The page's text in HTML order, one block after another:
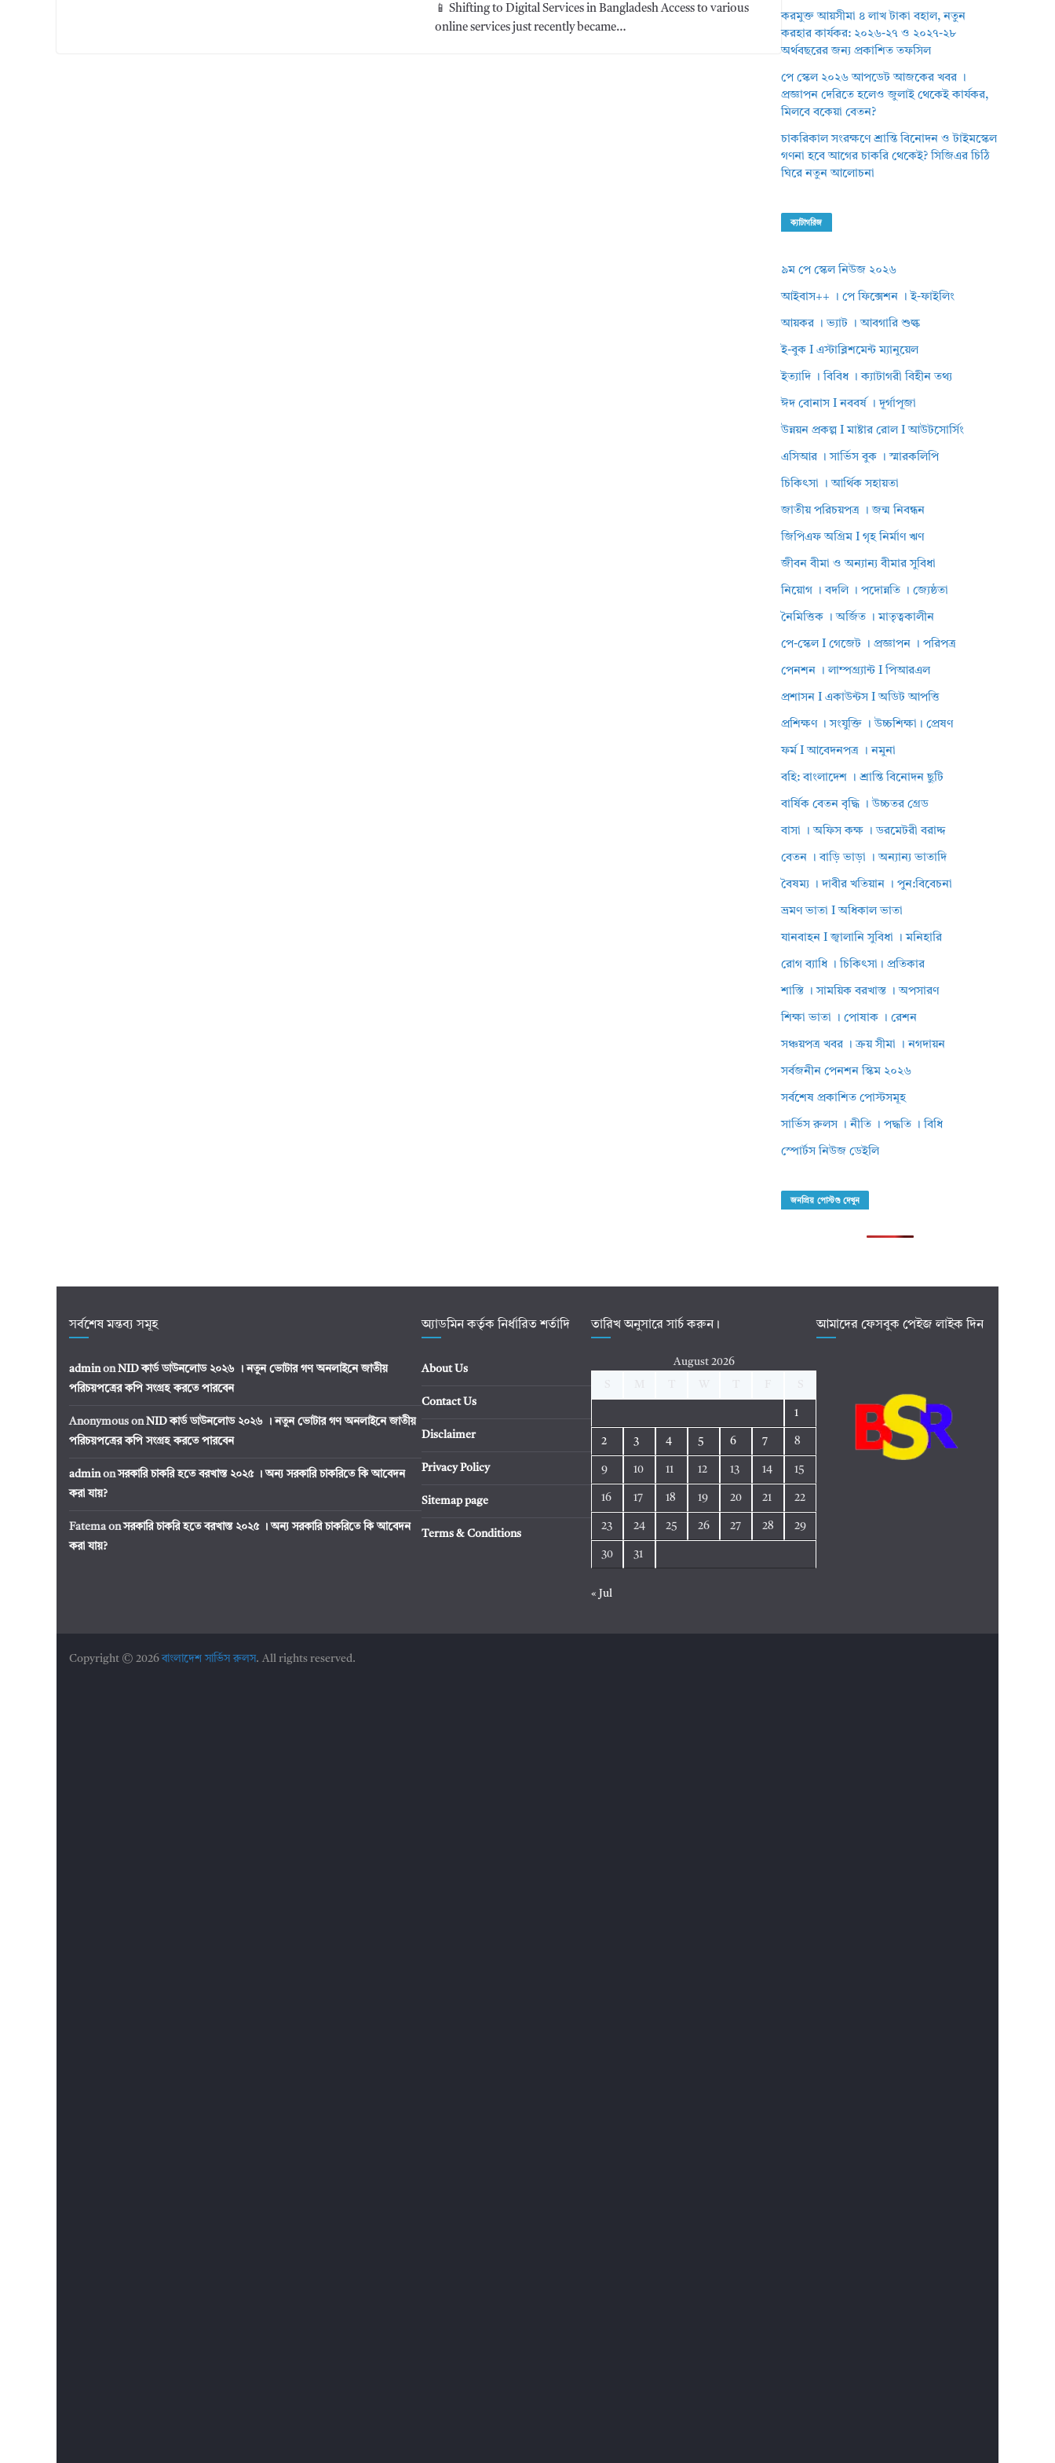
📱 Shifting to Digital Services in Bangladesh Access to various
online services just recently became…
করমুক্ত আয়সীমা ৪ লাখ টাকা বহাল, নতুন
করহার কার্যকর: ২০২৬-২৭ ও ২০২৭-২৮
অর্থবছরের জন্য প্রকাশিত তফসিল
পে স্কেল ২০২৬ আপডেট আজকের খবর ।
প্রজ্ঞাপন দেরিতে হলেও জুলাই থেকেই কার্যকর,
মিলবে বকেয়া বেতন?
চাকরিকাল সংরক্ষণে শ্রান্তি বিনোদন ও টাইমস্কেল
গণনা হবে আগের চাকরি থেকেই? সিজিএর চিঠি
ঘিরে নতুন আলোচনা
ক্যাটাগরিজ
৯ম পে স্কেল নিউজ ২০২৬
আইবাস++ । পে ফিক্সেশন । ই-ফাইলিং
আয়কর । ভ্যাট । আবগারি শুল্ক
ই-বুক I এস্টাব্লিশমেন্ট ম্যানুয়েল
ইত্যাদি । বিবিধ । ক্যাটাগরী বিহীন তথ্য
ঈদ বোনাস I নববর্ষ । দূর্গাপূজা
উন্নয়ন প্রকল্প I মাষ্টার রোল I আউটসোর্সিং
এসিআর । সার্ভিস বুক । স্মারকলিপি
চিকিৎসা । আর্থিক সহায়তা
জাতীয় পরিচয়পত্র । জন্ম নিবন্ধন
জিপিএফ অগ্রিম I গৃহ নির্মাণ ঋণ
জীবন বীমা ও অন্যান্য বীমার সুবিধা
নিয়োগ । বদলি । পদোন্নতি । জ্যেষ্ঠতা
নৈমিত্তিক । অর্জিত । মাতৃত্বকালীন
পে-স্কেল I গেজেট । প্রজ্ঞাপন । পরিপত্র
পেনশন । লাম্পগ্র্যান্ট I পিআরএল
প্রশাসন I একাউন্টস I অডিট আপত্তি
প্রশিক্ষণ । সংযুক্তি । উচ্চশিক্ষা। প্রেষণ
ফর্ম I আবেদনপত্র । নমুনা
বহি: বাংলাদেশ । শ্রান্তি বিনোদন ছুটি
বার্ষিক বেতন বৃদ্ধি । উচ্চতর গ্রেড
বাসা । অফিস কক্ষ । ডরমেটরী বরাদ্দ
বেতন । বাড়ি ভাড়া । অন্যান্য ভাতাদি
বৈষম্য । দাবীর খতিয়ান । পুন:বিবেচনা
ভ্রমণ ভাতা I অধিকাল ভাতা
যানবাহন I জ্বালানি সুবিধা । মনিহারি
রোগ ব্যাধি । চিকিৎসা। প্রতিকার
শাস্তি । সাময়িক বরখাস্ত । অপসারণ
শিক্ষা ভাতা । পোষাক । রেশন
সঞ্চয়পত্র খবর । ক্রয় সীমা । নগদায়ন
সর্বজনীন পেনশন স্কিম ২০২৬
সর্বশেষ প্রকাশিত পোস্টসমূহ
সার্ভিস রুলস । নীতি । পদ্ধতি । বিধি
স্পোর্টস নিউজ ডেইলি
জনপ্রিয় পোস্টগু দেখুন
সর্বশেষ মন্তব্য সমূহ
adminonNID কার্ড ডাউনলোড ২০২৬ । নতুন ভোটার গণ অনলাইনে জাতীয়
পরিচয়পত্রের কপি সংগ্রহ করতে পারবেন
Anonymous onNID কার্ড ডাউনলোড ২০২৬ । নতুন ভোটার গণ অনলাইনে জাতীয়
পরিচয়পত্রের কপি সংগ্রহ করতে পারবেন
adminonসরকারি চাকরি হতে বরখাস্ত ২০২৫ । অন্য সরকারি চাকরিতে কি আবেদন
করা যায়?
Fatemaonসরকারি চাকরি হতে বরখাস্ত ২০২৫ । অন্য সরকারি চাকরিতে কি আবেদন
করা যায়?
অ্যাডমিন কর্তৃক নির্ধারিত শর্তাদি
About Us
Contact Us
Disclaimer
Privacy Policy
Sitemap page
Terms & Conditions
তারিখ অনুসারে সার্চ করুন।
August 2026
1
2 3 4 5 6 7 8
9 10 11 12 13 14 15
16 17 18 19 20 21 22
23 24 25 26 27 28 29
30 31
« Jul
আমাদের ফেসবুক পেইজ লাইক দিন
Copyright © 2026বাংলাদেশ সার্ভিস রুলস. All rights reserved.